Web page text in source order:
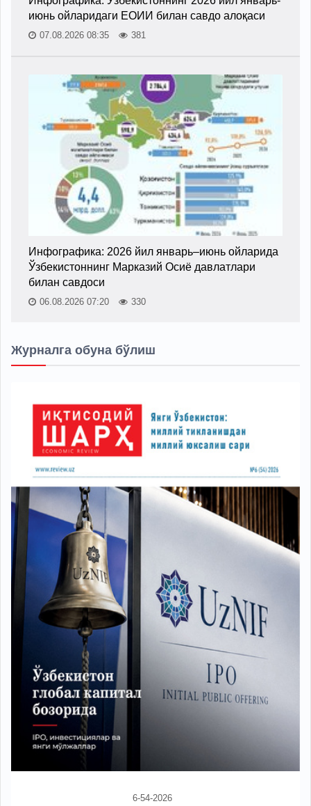
июнь ойларидаги ЕОИИ билан савдо алоқаси
07.08.2026 08:35 381
Инфографика: 2026 йил январь–июнь ойларида
Ўзбекистоннинг Марказий Осиё давлатлари
билан савдоси
06.08.2026 07:20 330
Журналга обуна бўлиш
6-54-2026